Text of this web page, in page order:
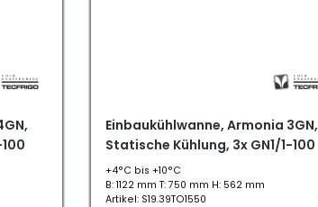
Einbaukühlwanne, Armonia 3GN,
Statische Kühlung, 3x GN1/1-100
+4°C bis +10°C
B: 1122 mm T: 750 mm H: 562 mm
Artikel: S19.39TO1550